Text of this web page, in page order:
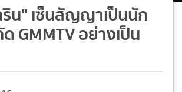
น" เซ็นสัญญาเป็นนัก
GMMTV อย่างเป็น